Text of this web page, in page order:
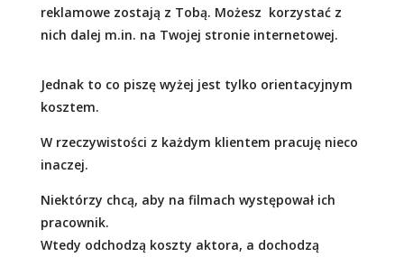
reklamowe zostają z Tobą. Możesz korzystać z
nich dalej m.in. na Twojej stronie internetowej.
Jednak to co piszę wyżej jest tylko orientacyjnym
kosztem.
W rzeczywistości z każdym klientem pracuję nieco
inaczej.
Niektórzy chcą, aby na filmach występował ich
pracownik.
Wtedy odchodzą koszty aktora, a dochodzą